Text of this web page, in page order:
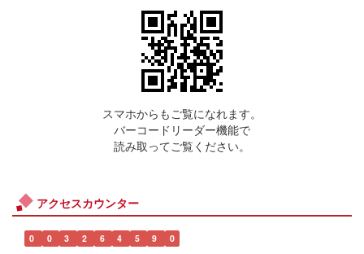
スマホからもご覧になれます。
バーコードリーダー機能で
読み取ってご覧ください。
アクセスカウンター
0 0 3 2 6 4 5 9 0